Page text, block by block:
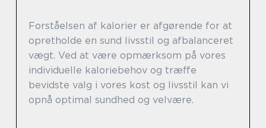
Forståelsen af kalorier er afgørende for at
opretholde en sund livsstil og afbalanceret
vægt. Ved at være opmærksom på vores
individuelle kaloriebehov og træffe
bevidste valg i vores kost og livsstil kan vi
opnå optimal sundhed og velvære.